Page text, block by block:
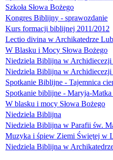
Szkoła Słowa Bożego
Kongres Biblijny - sprawozdanie
Kurs formacji biblijnej 2011/2012
Lectio divina w Archikatedrze
W Blasku i Mocy Słowa Bożego
Niedziela Biblijna w
Niedziela Biblijna w Archidiecezji
Spotkanie Biblijne - Tajemnica
Spotkanie biblijne - Maryja-Matka
W blasku i mocy Słowa Bożego
Niedziela Biblijna
Niedziela Biblijna w Parafii św.
Muzyka i śpiew Ziemi Świętej w
Niedziela Biblijna w